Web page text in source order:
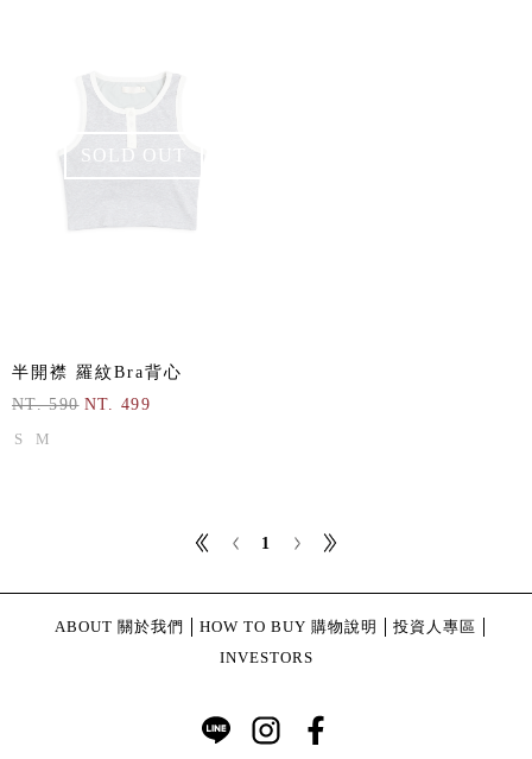
SOLD OUT
半開襟 羅紋Bra背心
NT. 590 NT. 499
S M
1
ABOUT 關於我們 HOW TO BUY 購物說明
投資人專區
INVESTORS